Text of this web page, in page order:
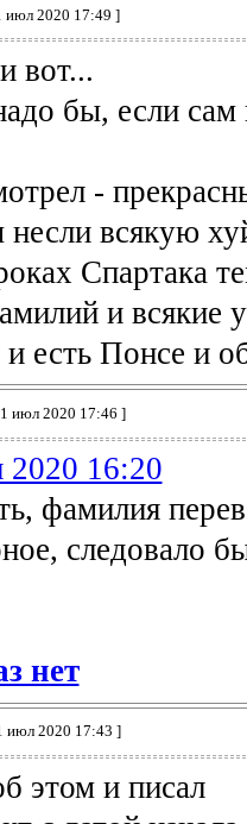
июл 2020 17:49 ]
вот...
бы, если
-
всякую
Спартака
и
есть Понсе и
июл 2020 17:46 ]
16:20
фамилия
следовало
нет
июл 2020 17:43 ]
этом и писал